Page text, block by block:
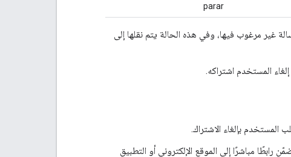
parar
غير مرغوب فيها، وفي هذه الحالة يتم نقلها إلى
رابطًا مباشرًا إلى الموقع الإلكتروني أو التطبيق